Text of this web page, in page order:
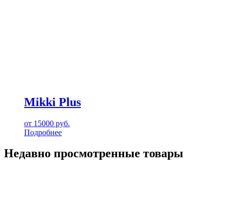
Mikki Plus
от 15000 руб.
Подробнее
Недавно просмотренные товары